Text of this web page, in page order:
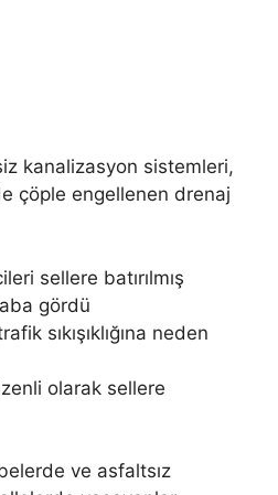
kanalizasyon sistemleri,
çöple engellenen drenaj
ve asfaltsız